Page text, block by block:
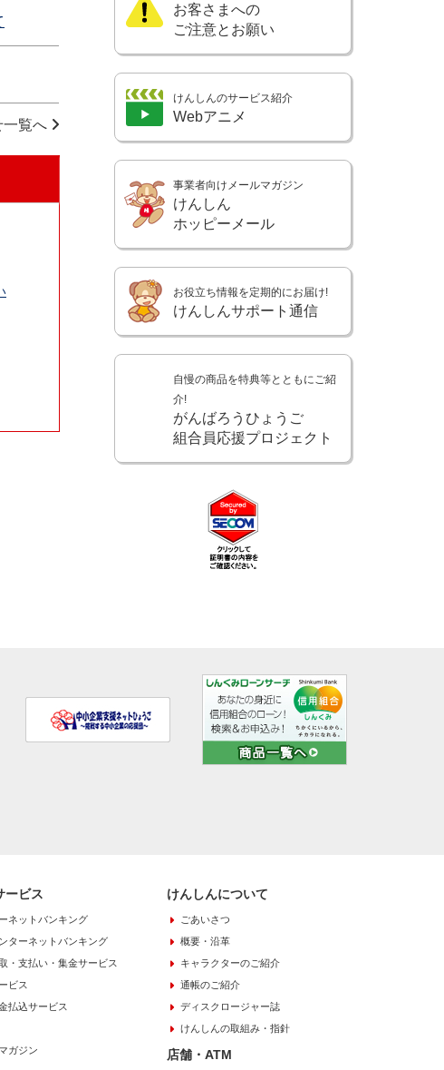
一覧へ
お客さまへの
ご注意とお願い
けんしんのサービス紹介
Webアニメ
事業者向けメールマガジン
けんしん
ホッピーメール
お役立ち情報を定期的にお届け!
けんしんサポート通信
自慢の商品を特典等とともにご紹
介!
がんばろうひょうご
組合員応援プロジェクト
ービス
ネットバンキング
ターネットバンキング
・支払い・集金サービス
ビス
払込サービス
ガジン
けんしんについて
ごあいさつ
概要・沿革
キャラクターのご紹介
通帳のご紹介
ディスクロージャー誌
けんしんの取組み・指針
店舗・ATM